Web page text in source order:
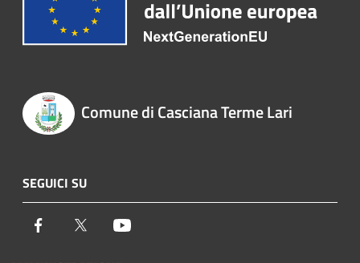
Comune di Casciana Terme Lari
SEGUICI SU
Facebook Twitter